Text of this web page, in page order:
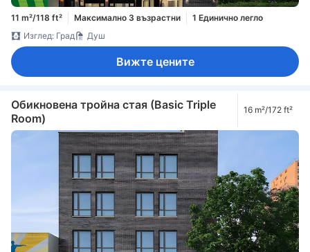
11 m²/118 ft² Максимално 3 възрастни
1 Единично легло
Изглед: Град
Душ
Вижте цените
Обикновена тройна стая (Basic Triple
Room)
16 m²/172 ft²